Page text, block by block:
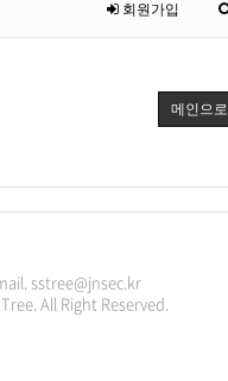
회원가입
메인으로
sstree@jnsec.kr
All Right Reserved.